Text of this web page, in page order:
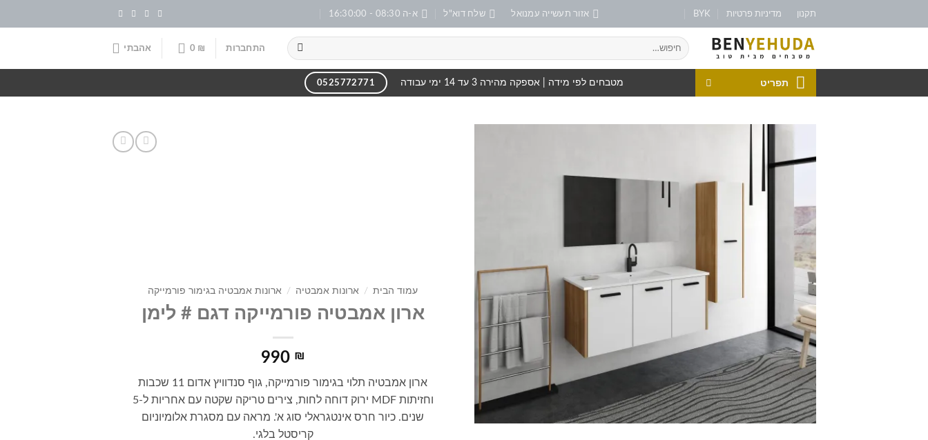
תקנון מדיניות פרטיות BYK אזור תעשייה עמנואל שלח דוא"ל א-ה 08:30 - 16:30:00
התחברות 0 ₪ אהבתי
תפריט מטבחים לפי מידה | אספקה מהירה 3 עד 14 ימי עבודה 0525772771
עמוד הבית / ארונות אמבטיה / ארונות אמבטיה בגימור פורמייקה
ארון אמבטיה פורמייקה דגם # לימן
990 ₪
ארון אמבטיה תלוי בגימור פורמייקה, גוף סנדוויץ אדום 11 שכבות
וחזיתות MDF ירוק דוחה לחות, צירים טריקה שקטה עם אחריות ל-5
שנים. כיור חרס אינטגראלי סוג א'. מראה עם מסגרת אלומיוניום
קריסטל בלגי.